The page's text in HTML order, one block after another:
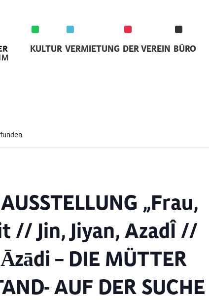
KULTUR VERMIETUNG DER VEREIN BÜRO
„Frau,
// Jin, Jiyan, AzadÎ //
– DIE MÜTTER
AUF DER SUCHE